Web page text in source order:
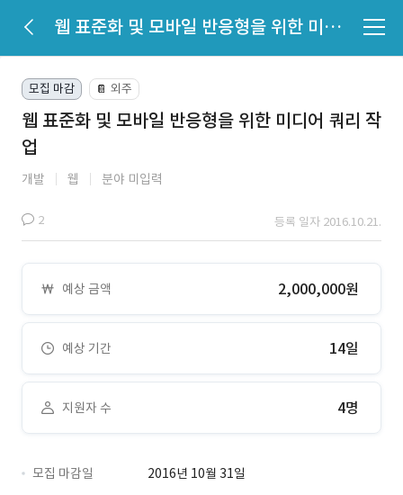
웹 표준화 및 모바일 반응형을 위한 미디어 쿼리 작업
모집 마감 📔 외주
웹 표준화 및 모바일 반응형을 위한 미디어 쿼리 작
업
개발 웹 분야 미입력
2 등록 일자 2016.10.21.
예상 금액 2,000,000원
예상 기간 14일
지원자 수 4명
모집 마감일
2016년 10월 31일